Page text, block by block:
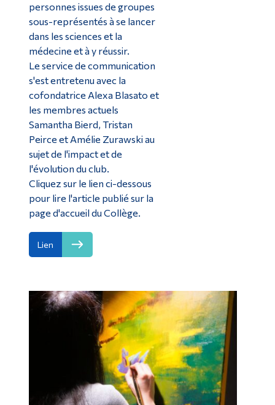
personnes issues de groupes
sous-représentés à se lancer
dans les sciences et la
médecine et à y réussir.
Le service de communication
s'est entretenu avec la
cofondatrice Alexa Blasato et
les membres actuels
Samantha Bierd, Tristan
Peirce et Amélie Zurawski au
sujet de l'impact et de
l'évolution du club.
Cliquez sur le lien ci-dessous
pour lire l'article publié sur la
page d'accueil du Collège.
Lien